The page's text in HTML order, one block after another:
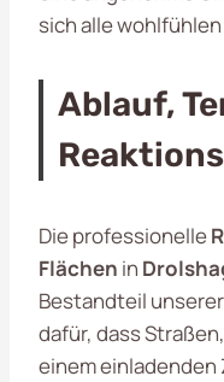
sich alle
Ablauf,
Die professionelle
Flächen in
Bestandteil
dafür, dass
einem einladenden